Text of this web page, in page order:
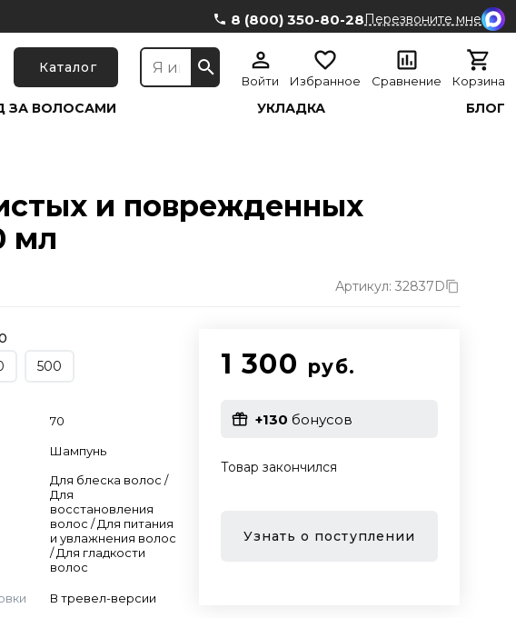
8 (800) 350-80-28Перезвоните мне
Каталог
Войти Избранное Сравнение Корзина
ЗА ВОЛОСАМИ УКЛАДКА БЛОГ
и поврежденных
мл
Артикул: 32837D
500
70
Шампунь
Для блеска волос /
Для
восстановления
волос / Для питания
и увлажнения волос
/ Для гладкости
волос
В тревел-версии
1 300 руб.
+130 бонусов
Товар закончился
Узнать о поступлении